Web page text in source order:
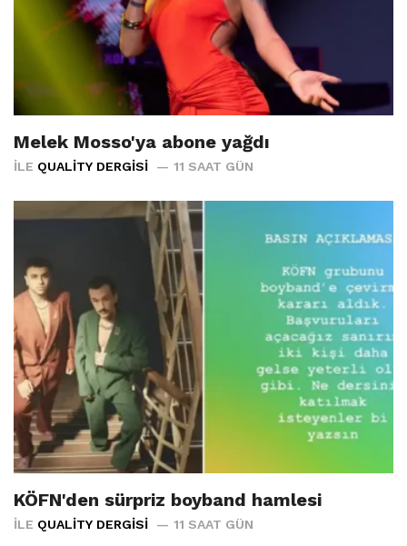
Melek Mosso'ya abone yağdı
İLE QUALITY DERGISI 11 SAAT GÜN
KÖFN'den sürpriz boyband hamlesi
İLE QUALITY DERGISI 11 SAAT GÜN